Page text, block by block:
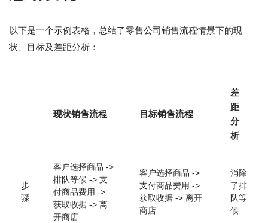
以下是一个示例表格，总结了零售公司销售流程情景下的现
状、目标及差距分析：
现状销售流程 目标销售流程
差
距
分
析
步
骤
客户选择商品 ->
排队等候 -> 支
付商品费用 ->
获取收据 -> 离
开商店
客户选择商品 ->
支付商品费用 ->
获取收据 -> 离开
商店
消除
了排
队等
候